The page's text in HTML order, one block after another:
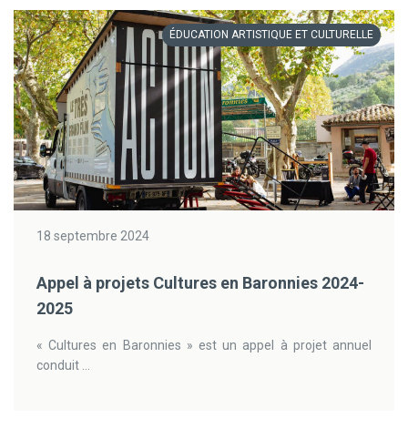
ÉDUCATION ARTISTIQUE ET CULTURELLE
18 septembre 2024
Appel à projets Cultures en Baronnies 2024-
2025
« Cultures en Baronnies » est un appel à projet annuel
conduit ...